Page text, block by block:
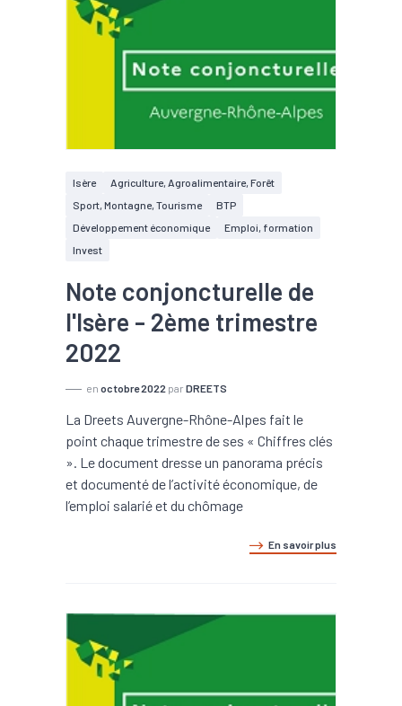
Isère
Agriculture, Agroalimentaire, Forêt
Sport, Montagne, Tourisme
BTP
Développement économique
Emploi, formation
Invest
Note conjoncturelle de
l'Isère - 2ème trimestre
2022
en octobre 2022 par DREETS
La Dreets Auvergne-Rhône-Alpes fait le
point chaque trimestre de ses « Chiffres clés
». Le document dresse un panorama précis
et documenté de l’activité économique, de
l’emploi salarié et du chômage
En savoir plus